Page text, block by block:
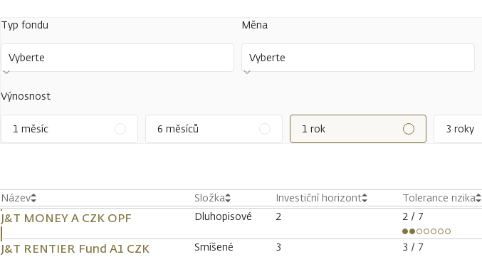
Typ fondu
Vyberte
Měna
Vyberte
Výnosnost
1 měsíc 6 měsíců 1 rok 3 roky
Název Složka Investiční horizont Tolerance rizika
J&T MONEY A CZK OPF Dluhopisové 2 2 / 7
J&T RENTIER Fund A1 CZK Smíšené 3 3 / 7